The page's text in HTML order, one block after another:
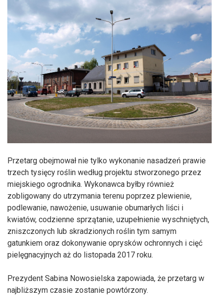
Przetarg obejmował nie tylko wykonanie nasadzeń prawie
trzech tysięcy roślin według projektu stworzonego przez
miejskiego ogrodnika. Wykonawca byłby również
zobligowany do utrzymania terenu poprzez plewienie,
podlewanie, nawożenie, usuwanie obumarłych liści i
kwiatów, codzienne sprzątanie, uzupełnienie wyschniętych,
zniszczonych lub skradzionych roślin tym samym
gatunkiem oraz dokonywanie oprysków ochronnych i cięć
pielęgnacyjnych aż do listopada 2017 roku.
Prezydent Sabina Nowosielska zapowiada, że przetarg w
najbliższym czasie zostanie powtórzony.